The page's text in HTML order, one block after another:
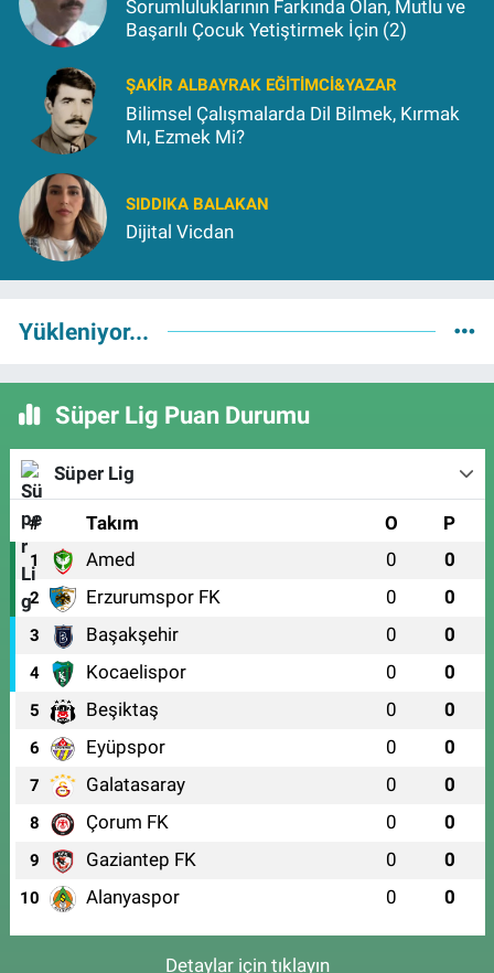
Sorumluluklarının Farkında Olan, Mutlu ve
Başarılı Çocuk Yetiştirmek İçin (2)
ŞAKIR ALBAYRAK EĞITIMCI&YAZAR
Bilimsel Çalışmalarda Dil Bilmek, Kırmak
Mı, Ezmek Mi?
SIDDIKA BALAKAN
Dijital Vicdan
Yükleniyor...
Süper Lig Puan Durumu
Süper Lig
# Takım O P
1 Amed 0 0
2 Erzurumspor FK 0 0
3 Başakşehir 0 0
4 Kocaelispor 0 0
5 Beşiktaş 0 0
6 Eyüpspor 0 0
7 Galatasaray 0 0
8 Çorum FK 0 0
9 Gaziantep FK 0 0
10 Alanyaspor 0 0
Detaylar için tıklayın